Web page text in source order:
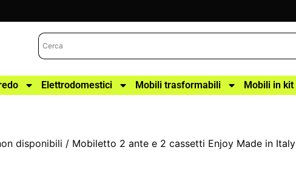
Elettrodomestici Mobili trasformabili Mobili in kit
disponibili / Mobiletto 2 ante e 2 cassetti Enjoy Made in Italy